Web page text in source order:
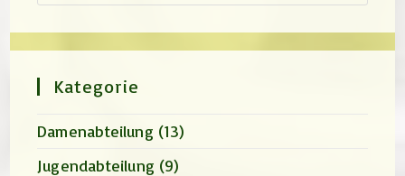
Kategorie
Damenabteilung (13)
Jugendabteilung (9)